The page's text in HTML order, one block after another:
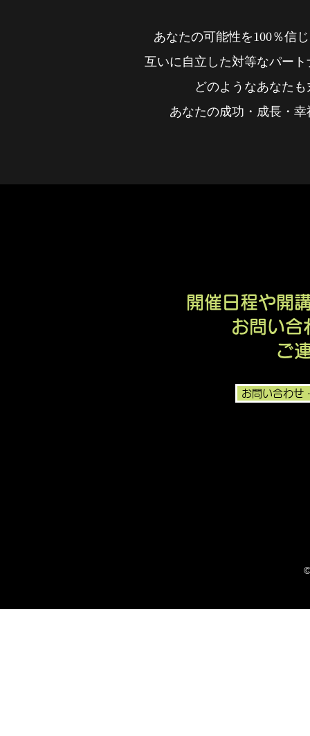
あなたの可能性を100％信
互いに自立した対等なパー
どのようなあなた
あなたの成功・成長・
開催日程や開
お問い合
ご
お問い合わせ